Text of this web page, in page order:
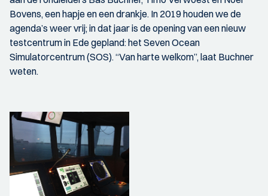
Bovens, een hapje en een drankje. In 2019 houden we de
agenda’s weer vrij; in dat jaar is de opening van een nieuw
testcentrum in Ede gepland: het Seven Ocean
Simulatorcentrum (SOS). “Van harte welkom”, laat Buchner
weten.